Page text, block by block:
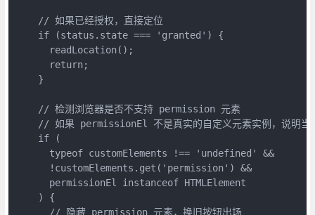
    // 如果已经授权，直接定位
    if (status.state === 'granted') {
      readLocation();
      return;
    }
    // 检测浏览器是否不支持 permission 元素
// 如果 permissionEl 不是真实的自定义元素实例，说明当
    if (
      typeof customElements !== 'undefined' &&
      !customElements.get('permission') &&
      permissionEl instanceof HTMLElement
    ) {
      // 隐藏 permission 元素，换旧按钮出场